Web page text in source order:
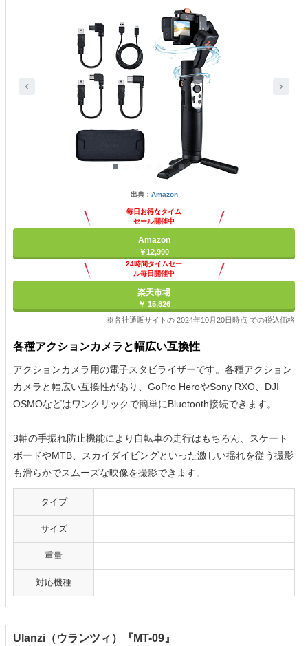
出典： Amazon
毎日お得なタイム
セール開催中
Amazon
￥12,990
24時間タイムセー
ル毎日開催中
楽天市場
￥ 15,826
※各社通販サイトの 2024年10月20日時点 での税込価格
各種アクションカメラと幅広い互換性
アクションカメラ用の電子スタビライザーです。各種アクション
カメラと幅広い互換性があり、GoPro HeroやSony RXO、DJI
OSMOなどはワンクリックで簡単にBluetooth接続できます。
3軸の手振れ防止機能により自転車の走行はもちろん、スケート
ボードやMTB、スカイダイビングといった激しい揺れを従う撮影
も滑らかでスムーズな映像を撮影できます。
タイプ
サイズ
重量
対応機種
Ulanzi（ウランツィ）『MT-09』